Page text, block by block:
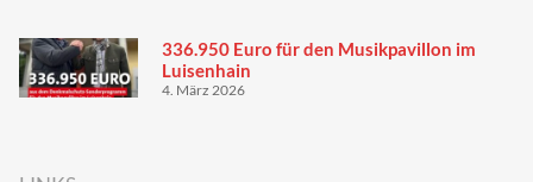
336.950 Euro für den Musikpavillon im
Luisenhain
4. März 2026